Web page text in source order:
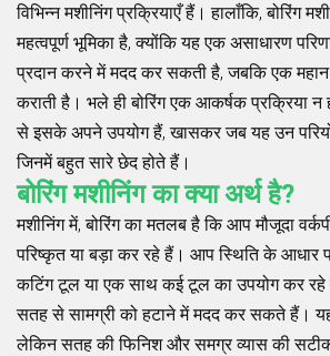
विभिन्न मशीनिंग प्रक्रियाएँ हैं। हालाँकि, बोरिंग
महत्वपूर्ण भूमिका है, क्योंकि यह एक असाधारण
प्रदान करने में मदद कर सकती है, जबकि एक महान
कराती है। भले ही बोरिंग एक आकर्षक प्रक्रिया न
से इसके अपने उपयोग हैं, खासकर जब यह उन
जिनमें बहुत सारे छेद होते हैं।
बोरिंग मशीनिंग का क्या अर्थ है?
मशीनिंग में, बोरिंग का मतलब है कि आप मौजूदा
परिष्कृत या बड़ा कर रहे हैं। आप स्थिति के आधार
कटिंग टूल या एक साथ कई टूल का उपयोग कर
सतह से सामग्री को हटाने में मदद कर सकते हैं।
लेकिन सतह की फिनिश और समग्र व्यास की